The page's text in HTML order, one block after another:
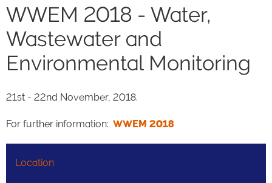
WWEM 2018 - Water,
Wastewater and
Environmental Monitoring
21st - 22nd November, 2018.
For further information: WWEM 2018
Location